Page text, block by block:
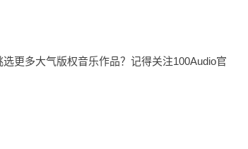
更多大气版权音乐作品？记得关注100Audio官